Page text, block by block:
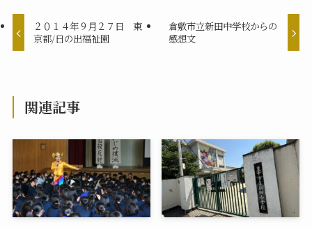
２０１４年９月２７日 東
京都/日の出福祉園
倉敷市立新田中学校からの
感想文
関連記事